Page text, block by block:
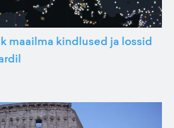
maailma kindlused ja lossid